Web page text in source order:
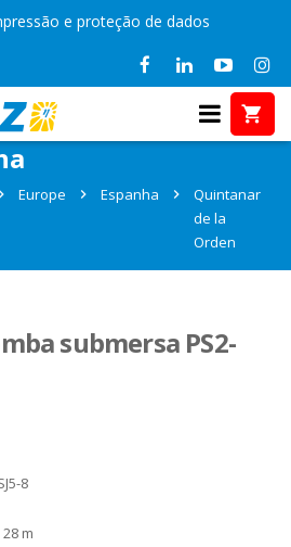
e proteção de dados
de la
Europe Espanha
Quintanar
de la
Orden
submersa PS2-
8
m